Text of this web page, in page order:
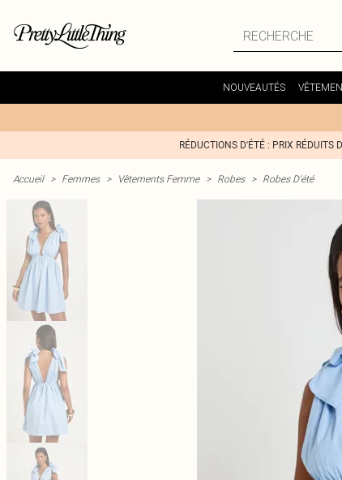
NOUVEAUTÉS
RÉDUCTIONS D'ÉTÉ : PRIX RÉDUITS
Accueil > Femmes > Vêtements Femme > Robes > Robes D'été